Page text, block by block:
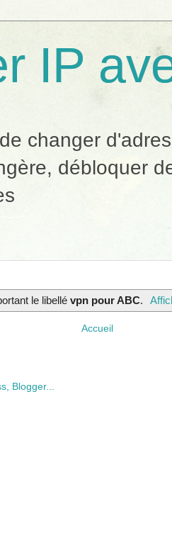
IP
changer
débloquer
le libellé vpn pour ABC.
Accueil